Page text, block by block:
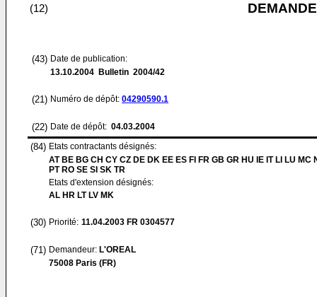
(12)
(43) Date de publication:
13.10.2004 Bulletin 2004/42
(21) Numéro de dépôt: 04290590.1
(22) Date de dépôt: 04.03.2004
(84) Etats contractants désignés:
AT BE BG CH CY CZ DE DK EE ES FI FR GB GR HU IE IT LI LU MC
PT RO SE SI SK TR
Etats d'extension désignés:
AL HR LT LV MK
(30) Priorité: 11.04.2003 FR 0304577
(71) Demandeur: L'OREAL
75008 Paris (FR)